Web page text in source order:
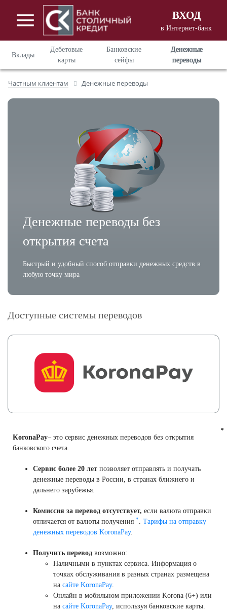
ВХОД
в Интернет-банк
Вход в Интернет - банкингдля
корпоративных клиентов
Вход в Интернет - банкинг
частных клиентов
Вклады
Дебетовые
карты
Банковские
сейфы
Денежные
переводы
Частным клиентам Денежные переводы
Денежные переводы без
открытия счета
Быстрый и удобный способ отправки денежных средств в
любую точку мира
Доступные системы переводов
KoronaPay– это сервис денежных переводов без открытия
банковского счета.
Сервис более 20 лет позволяет отправлять и получать
денежные переводы в России, в странах ближнего и
дальнего зарубежья.
Комиссия за перевод отсутствует, если валюта отправки
отличается от валюты получения *. Тарифы на отправку
денежных переводов KoronaPay.
Получить перевод возможно:
Наличными в пунктах сервиса. Информация о
точках обслуживания в разных странах размещена
на сайте KoronaPay.
Онлайн в мобильном приложении Korona (6+) или
на сайте KoronaPay, используя банковские карты.